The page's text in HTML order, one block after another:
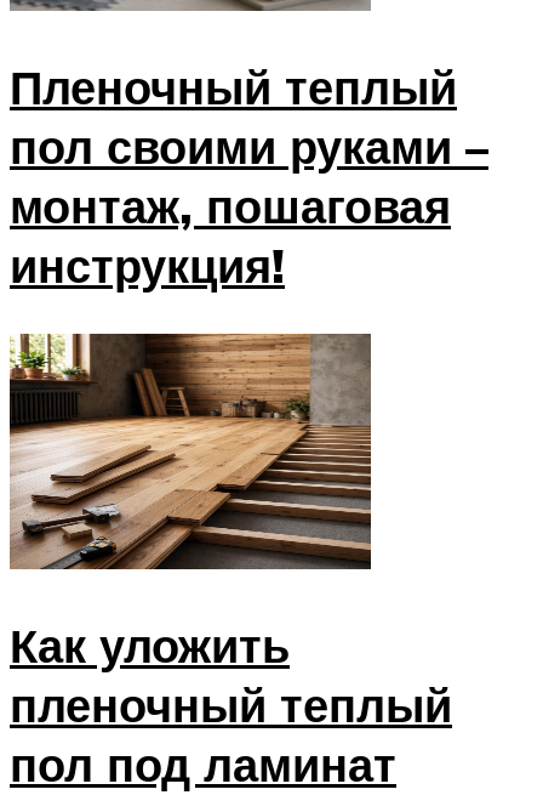
Пленочный теплый
пол своими руками –
монтаж, пошаговая
инструкция!
Как уложить
пленочный теплый
пол под ламинат